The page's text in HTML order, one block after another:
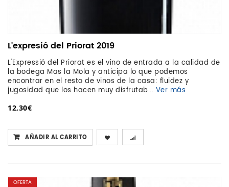
L'expresió del Priorat 2019
L'Expressió del Priorat es el vino de entrada a la calidad de
la bodega Mas la Mola y anticipa lo que podemos
encontrar en el resto de vinos de la casa: fluidez y
jugosidad que los hacen muy disfrutab... Ver más
12,30€
AÑADIR AL CARRITO
OFERTA